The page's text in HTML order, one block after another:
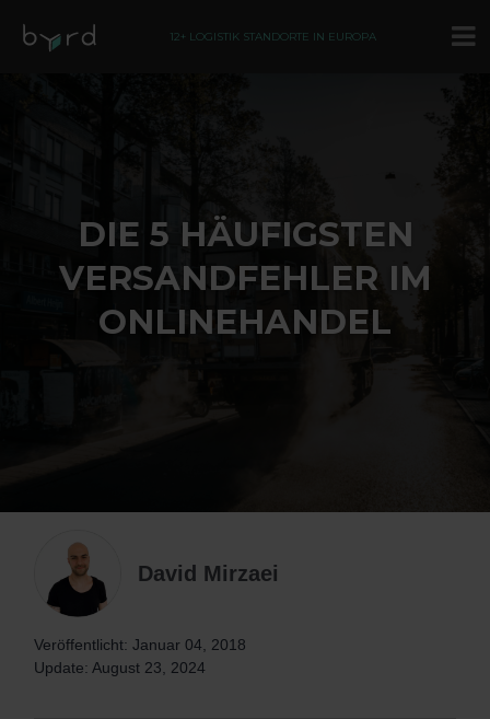
12+ LOGISTIK STANDORTE IN EUROPA
DIE 5 HÄUFIGSTEN
VERSANDFEHLER IM
ONLINEHANDEL
David Mirzaei
Veröffentlicht: Januar 04, 2018
Update: August 23, 2024